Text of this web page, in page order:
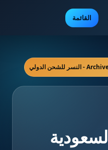
القائمة